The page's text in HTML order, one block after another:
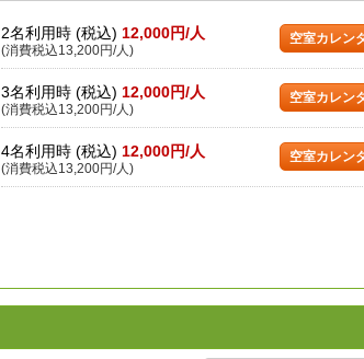
2名利用時 (税込) 12,000円/人
(消費税込13,200円/人)
空室カレン
3名利用時 (税込) 12,000円/人
(消費税込13,200円/人)
空室カレン
4名利用時 (税込) 12,000円/人
(消費税込13,200円/人)
空室カレン